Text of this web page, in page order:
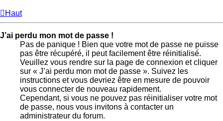
Haut
J’ai perdu mon mot de passe !
Pas de panique ! Bien que votre mot de passe ne puisse
pas être récupéré, il peut facilement être réinitialisé.
Veuillez vous rendre sur la page de connexion et cliquer
sur « J’ai perdu mon mot de passe ». Suivez les
instructions et vous devriez être en mesure de pouvoir
vous connecter de nouveau rapidement.
Cependant, si vous ne pouvez pas réinitialiser votre mot
de passe, nous vous invitons à contacter un
administrateur du forum.